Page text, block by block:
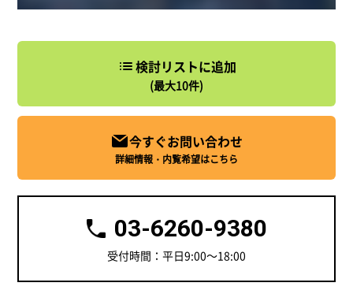
検討リストに追加
(最大10件)
今すぐお問い合わせ
詳細情報・内覧希望はこちら
03-6260-9380
受付時間：平日9:00～18:00